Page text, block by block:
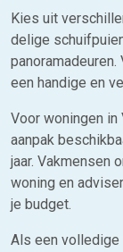
Kies uit
delige
een handige en
Voor woningen
aanpak
jaar. Vakmensen
woning en
je budget.
Als een volledige